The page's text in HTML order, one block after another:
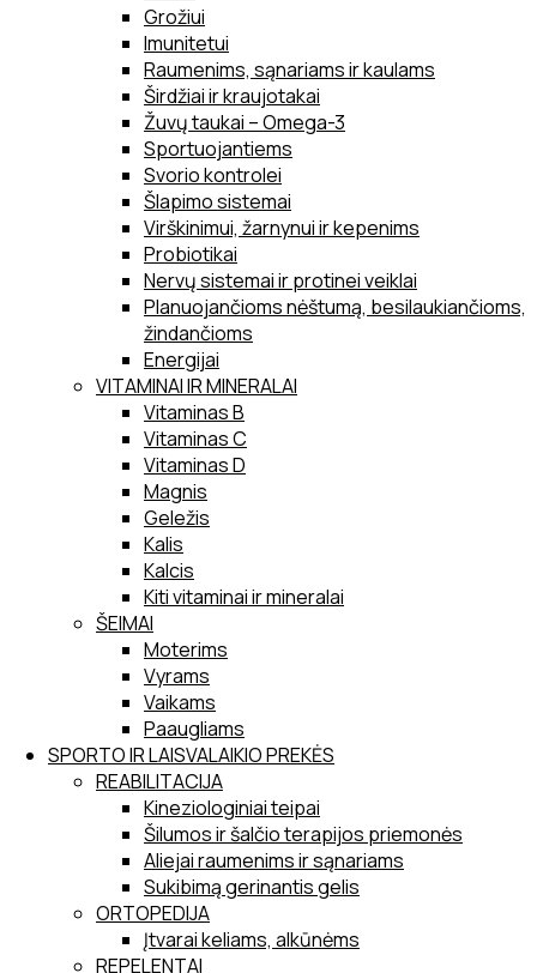
Grožiui
Imunitetui
Raumenims, sąnariams ir kaulams
Širdžiai ir kraujotakai
Žuvų taukai – Omega-3
Sportuojantiems
Svorio kontrolei
Šlapimo sistemai
Virškinimui, žarnynui ir kepenims
Probiotikai
Nervų sistemai ir protinei veiklai
Planuojančioms nėštumą, besilaukiančioms,
žindančioms
Energijai
VITAMINAI IR MINERALAI
Vitaminas B
Vitaminas C
Vitaminas D
Magnis
Geležis
Kalis
Kalcis
Kiti vitaminai ir mineralai
ŠEIMAI
Moterims
Vyrams
Vaikams
Paaugliams
SPORTO IR LAISVALAIKIO PREKĖS
REABILITACIJA
Kineziologiniai teipai
Šilumos ir šalčio terapijos priemonės
Aliejai raumenims ir sąnariams
Sukibimą gerinantis gelis
ORTOPEDIJA
Įtvarai keliams, alkūnėms
REPELENTAI